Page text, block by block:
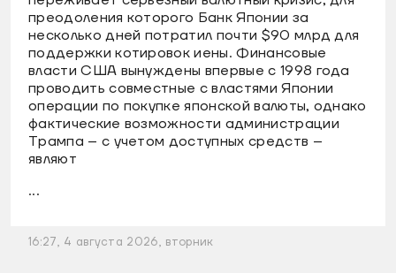
преодоления которого Банк Японии за
несколько дней потратил почти $90 млрд для
поддержки котировок иены. Финансовые
власти США вынуждены впервые с 1998 года
проводить совместные с властями Японии
операции по покупке японской валюты, однако
фактические возможности администрации
Трампа – с учетом доступных средств –
являют
...
16:27, 4 августа 2026, вторник